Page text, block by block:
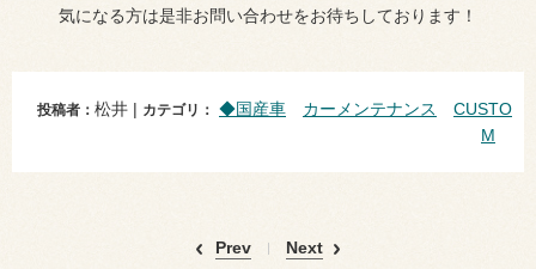
気になる方は是非お問い合わせをお待ちしております！
投稿者： 松井 | カテゴリ： ◆国産車 カーメンテナンス
CUSTO
M
Prev Next